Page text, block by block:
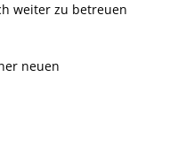
weiter zu betreuen
neuen